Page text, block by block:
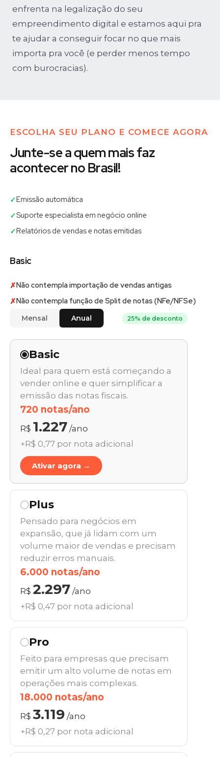
enfrenta na legalização do seu
empreendimento digital e estamos aqui pra
te ajudar a conseguir focar no que mais
importa pra você (e perder menos tempo
com burocracias).
ESCOLHA SEU PLANO E COMECE AGORA
Junte-se a quem mais faz
acontecer no Brasil!
✓Emissão automática
✓Suporte especialista em negócio online
✓Relatórios de vendas e notas emitidas
Basic
✗Não contempla importação de vendas antigas
✗Não contempla função de Split de notas (NFe/NFSe)
Mensal Anual 25% de desconto
Basic
Ideal para quem está começando a
vender online e quer simplificar a
emissão das notas fiscais.
720 notas/ano
R$ 1.227 /ano
+R$ 0,77 por nota adicional
Ativar agora →
Plus
Pensado para negócios em
expansão, que já lidam com um
volume maior de vendas e precisam
reduzir erros manuais.
6.000 notas/ano
R$ 2.297 /ano
+R$ 0,47 por nota adicional
Pro
Feito para empresas que precisam
emitir um alto volume de notas em
operações mais complexas.
18.000 notas/ano
R$ 3.119 /ano
+R$ 0,27 por nota adicional